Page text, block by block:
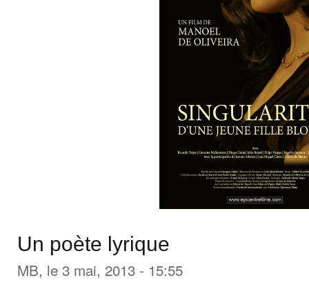
Un poète lyrique
MB, le 3 mai, 2013 - 15:55